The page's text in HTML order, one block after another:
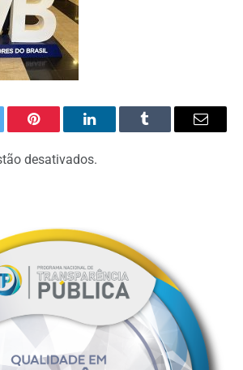
Pinterest O
LinkedIn
Tumblr
E-
desativados.